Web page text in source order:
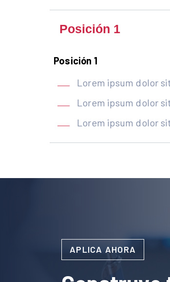
Posición 1
Posición 1
Lorem ipsum dolor
Lorem ipsum dolor
Lorem ipsum dolor
APLICA AHORA